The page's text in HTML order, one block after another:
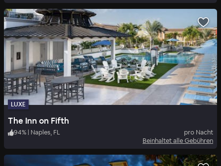
LUXE
The Inn on Fifth
94% | Naples, FL
pro Nacht
Beinhaltet alle Gebühren